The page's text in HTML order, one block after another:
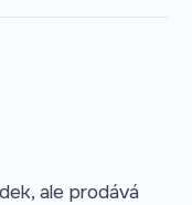
ale prodává